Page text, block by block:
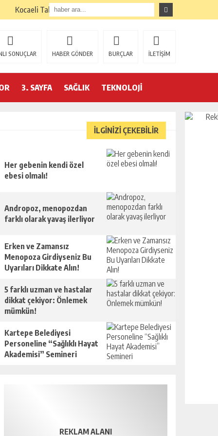
Kocaeli Tabela Seçimi: İşletmenize Doğru Seçim Nasıl?
SONUÇLAR HABER GÖNDER BURÇLAR İLETİŞİM
3. SAYFA SAĞLIK TEKNOLOJİ
İLGİNİZİ ÇEKEBİLİR
Her gebenin kendi özel
ebesi olmalı!
Andropoz, menopozdan
farklı olarak yavaş ilerliyor
Erken ve Zamansız
Menopoza Girdiyseniz Bu
Uyarıları Dikkate Alın!
5 farklı uzman ve hastalar
dikkat çekiyor: Önlemek
mümkün!
Kartepe Belediyesi
Personeline “Sağlıklı Hayat
Akademisi” Semineri
REKLAM ALANI